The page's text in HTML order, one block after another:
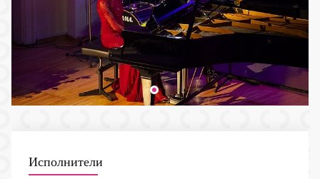
Исполнители